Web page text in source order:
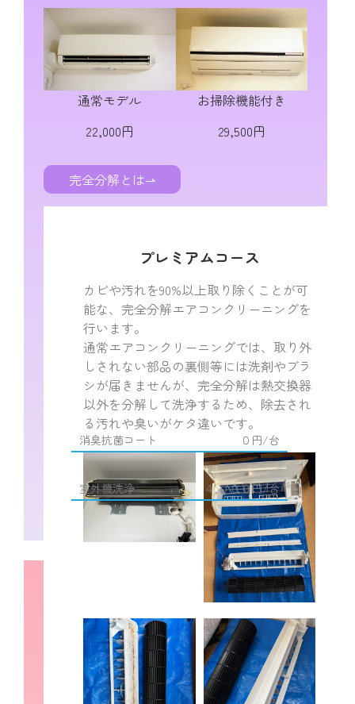
通常モデル
22,000円
お掃除機能付き
29,500円
完全分解とは⇀
プレミアムコース
カビや汚れを90%以上取り除くことが可
能な、完全分解エアコンクリーニングを
行います。
通常エアコンクリーニングでは、取り外
しされない部品の裏側等には洗剤やブラ
シが届きませんが、完全分解は熱交換器
以外を分解して洗浄するため、除去され
る汚れや臭いがケタ違いです。
オプション
消臭抗菌コート ０円/台
室外機洗浄 ４,０００円/台
スタンダードコース
通常エアコンクリーニング